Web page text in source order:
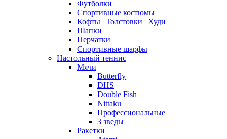
Футболки
Спортивные костюмы
Кофты | Толстовки | Худи
Шапки
Перчатки
Спортивные шарфы
Настольный теннис
Мячи
Butterfly
DHS
Double Fish
Nittaku
Профессиональные
3 зведы
Ракетки